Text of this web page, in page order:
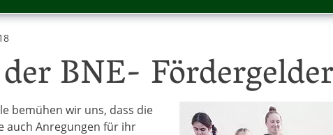
BNE- Fördergelder
bemühen wir uns, dass die
auch Anregungen für ihr